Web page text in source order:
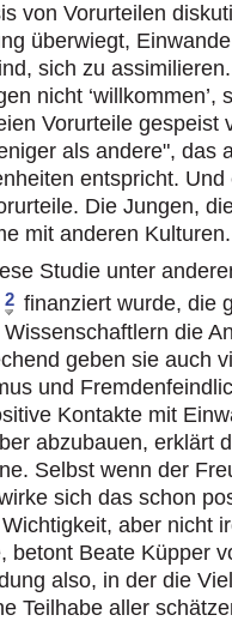
von Vorurteilen
überwiegt,
sich zu
nicht ‘willkommen’,
Vorurteile gespeist
als andere", das
entspricht.
Die Jungen,
mit anderen Kulturen.
Studie unter
2 finanziert wurde, die
Wissenschaftlern die
geben sie auch
und
Kontakte mit
abzubauen, erklärt
Selbst wenn der
sich das schon
aber nicht
betont Beate Küpper
also, in der die
Teilhabe aller